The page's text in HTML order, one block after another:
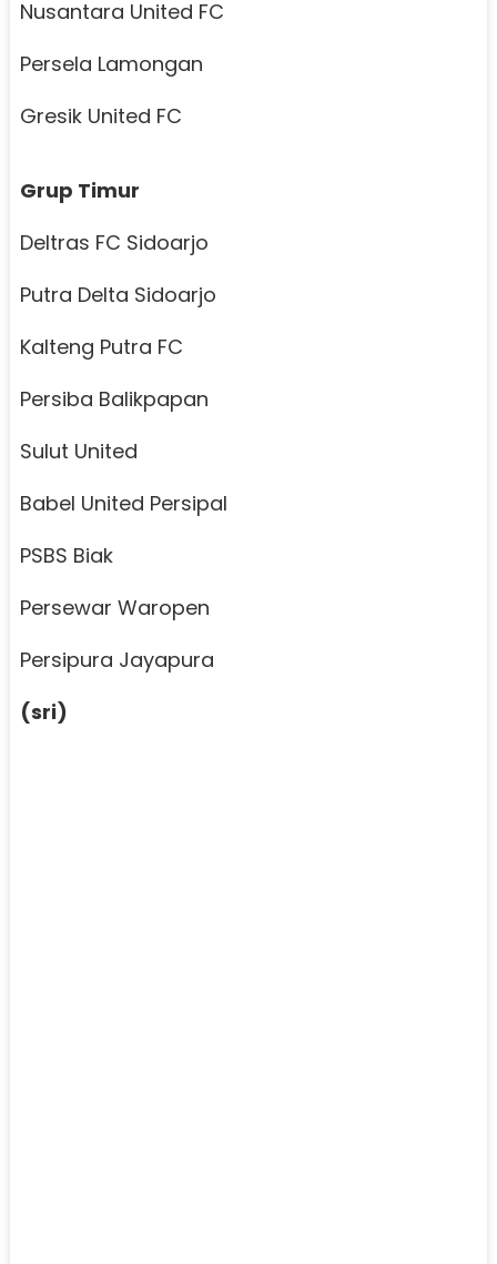
Nusantara United FC
Persela Lamongan
Gresik United FC
Grup Timur
Deltras FC Sidoarjo
Putra Delta Sidoarjo
Kalteng Putra FC
Persiba Balikpapan
Sulut United
Babel United Persipal
PSBS Biak
Persewar Waropen
Persipura Jayapura
(sri)